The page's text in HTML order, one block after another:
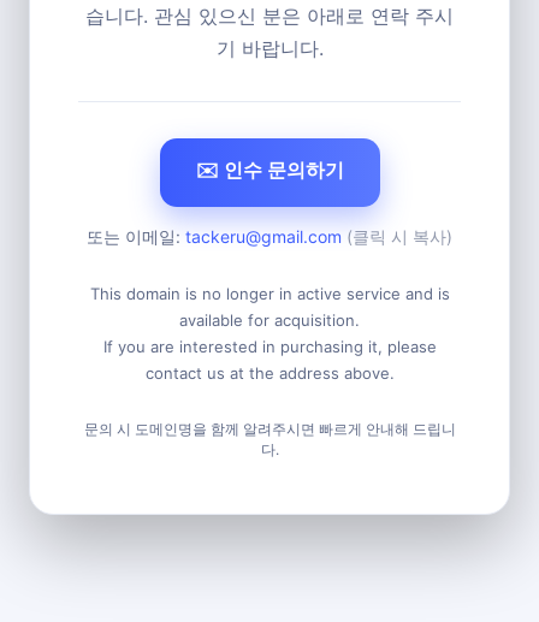
습니다. 관심 있으신 분은 아래로 연락 주시
기 바랍니다.
✉️ 인수 문의하기
또는 이메일: tackeru@gmail.com (클릭 시 복사)
This domain is no longer in active service and is
available for acquisition.
If you are interested in purchasing it, please
contact us at the address above.
문의 시 도메인명을 함께 알려주시면 빠르게 안내해 드립니
다.